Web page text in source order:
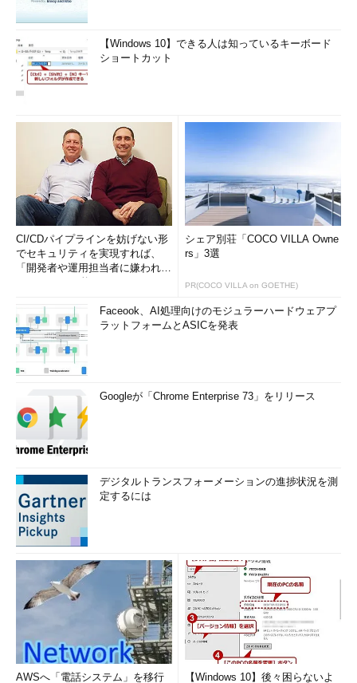
【Windows 10】できる人は知っているキーボード
ショートカット
CI/CDパイプラインを妨げない形
でセキュリティを実現すれば、
「開発者や運用担当者に嫌われな
シェア別荘「COCO VILLA Owne
rs」3選
PR(COCO VILLA on GOETHE)
Faceook、AI処理向けのモジュラーハードウェアプ
ラットフォームとASICを発表
Googleが「Chrome Enterprise 73」をリリース
デジタルトランスフォーメーションの進捗状況を測
定するには
AWSへ「電話システム」を移行 【Windows 10】後々困らないよ